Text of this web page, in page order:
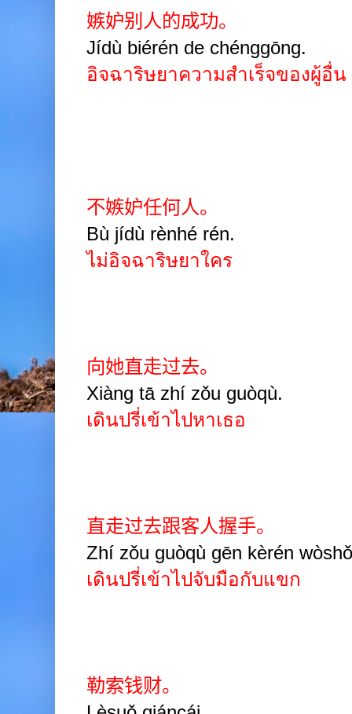
嫉妒别人的成功。
Jídù biérén de chénggōng.
อิจฉาริษยาความสำเร็จของผู้อื่น
不嫉妒任何人。
Bù jídù rènhé rén.
ไม่อิจฉาริษยาใคร
向她直走过去。
Xiàng tā zhí zǒu guòqù.
เดินปรี่เข้าไปหาเธอ
直走过去跟客人握手。
Zhí zǒu guòqù gēn kèrén
เดินปรี่เข้าไปจับมือกับแขก
勒索钱财。